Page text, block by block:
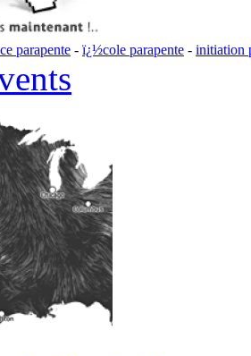
parapente - ï¿½cole parapente - initiation